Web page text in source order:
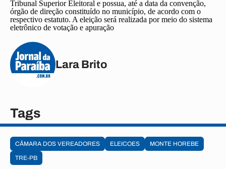
Tribunal Superior Eleitoral e possua, até a data da convenção,
órgão de direção constituído no município, de acordo com o
respectivo estatuto. A eleição será realizada por meio do sistema
eletrônico de votação e apuração
Lara Brito
Tags
CÂMARA DOS VEREADORES ELEICOES
MONTE HOREBE
TRE-PB